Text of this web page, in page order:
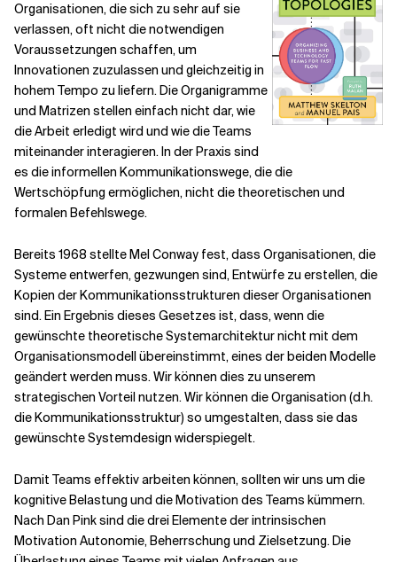
Organisationen, die sich zu sehr auf sie
verlassen, oft nicht die notwendigen
Voraussetzungen schaffen, um
Innovationen zuzulassen und gleichzeitig in
hohem Tempo zu liefern. Die Organigramme
und Matrizen stellen einfach nicht dar, wie
die Arbeit erledigt wird und wie die Teams
miteinander interagieren. In der Praxis sind
es die informellen Kommunikationswege, die die
Wertschöpfung ermöglichen, nicht die theoretischen und
formalen Befehlswege.
Bereits 1968 stellte Mel Conway fest, dass Organisationen, die
Systeme entwerfen, gezwungen sind, Entwürfe zu erstellen, die
Kopien der Kommunikationsstrukturen dieser Organisationen
sind. Ein Ergebnis dieses Gesetzes ist, dass, wenn die
gewünschte theoretische Systemarchitektur nicht mit dem
Organisationsmodell übereinstimmt, eines der beiden Modelle
geändert werden muss. Wir können dies zu unserem
strategischen Vorteil nutzen. Wir können die Organisation (d.h.
die Kommunikationsstruktur) so umgestalten, dass sie das
gewünschte Systemdesign widerspiegelt.
Damit Teams effektiv arbeiten können, sollten wir uns um die
kognitive Belastung und die Motivation des Teams kümmern.
Nach Dan Pink sind die drei Elemente der intrinsischen
Motivation Autonomie, Beherrschung und Zielsetzung. Die